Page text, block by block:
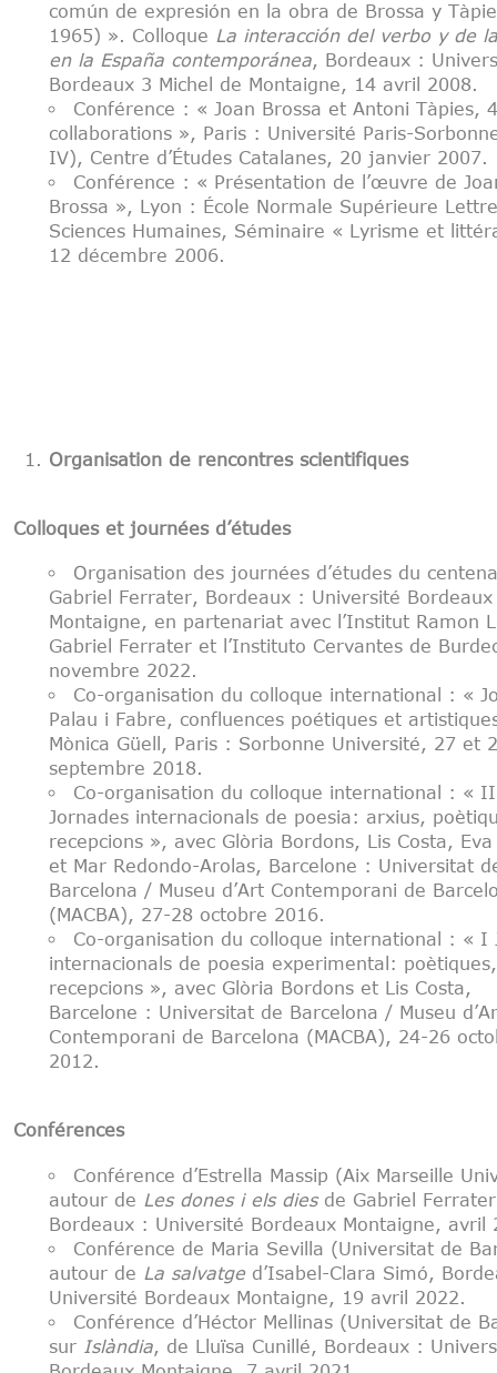
común de expresión en la obra de Brossa y
1965) ». Colloque La interacción del verbo y de
en la España contemporánea, Bordeaux :
Bordeaux 3 Michel de Montaigne, 14 avril 2008.
Conférence : « Joan Brossa et Antoni Tàpies,
collaborations », Paris : Université Paris-
IV), Centre d’Études Catalanes, 20 janvier 2007.
Conférence : « Présentation de l’œuvre de
Brossa », Lyon : École Normale Supérieure
Sciences Humaines, Séminaire « Lyrisme et
12 décembre 2006.
Organisation de rencontres scientifiques
Colloques et journées d’études
Organisation des journées d’études du
Gabriel Ferrater, Bordeaux : Université Bordeaux
Montaigne, en partenariat avec l’Institut Ramon
Gabriel Ferrater et l’Instituto Cervantes de
novembre 2022.
Co-organisation du colloque international : «
Palau i Fabre, confluences poétiques et
Mònica Güell, Paris : Sorbonne Université, 27 et
septembre 2018.
Co-organisation du colloque international : « II
Jornades internacionals de poesia: arxius,
recepcions », avec Glòria Bordons, Lis Costa, Eva
et Mar Redondo-Arolas, Barcelone : Universitat
Barcelona / Museu d’Art Contemporani de
(MACBA), 27-28 octobre 2016.
Co-organisation du colloque international : « I
internacionals de poesia experimental:
recepcions », avec Glòria Bordons et Lis Costa,
Barcelone : Universitat de Barcelona / Museu
Contemporani de Barcelona (MACBA), 24-26
2012.
Conférences
Conférence d’Estrella Massip (Aix Marseille
autour de Les dones i els diesde Gabriel
Bordeaux : Université Bordeaux Montaigne, avril
Conférence de Maria Sevilla (Universitat de
autour de La salvatge d’Isabel-Clara Simó,
Université Bordeaux Montaigne, 19 avril 2022.
Conférence d’Héctor Mellinas (Universitat de
sur Islàndia, de Lluïsa Cunillé, Bordeaux :